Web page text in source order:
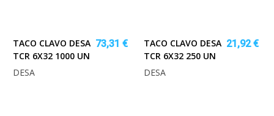
TACO CLAVO DESA
TCR 6X32 1000 UN
73,31 €
DESA
TACO CLAVO DESA
TCR 6X32 250 UN
21,92 €
DESA